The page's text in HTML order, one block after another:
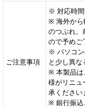
ご注意事項
※ 対応時間
※ 海外から
のつぶれ、
ので予めご
※ パソコン
と少し異な
※ 本製品は
様がリニュ
承ください
※ 銀行振込